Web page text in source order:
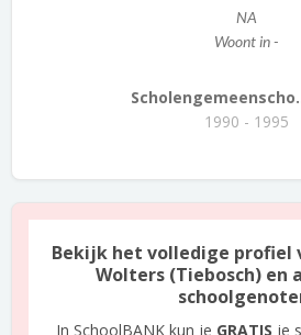
NA
Woont in -
1990 - 1995
Bekijk het volledige profiel
Wolters (Tiebosch) en
In SchoolBANK kun je GRATIS je